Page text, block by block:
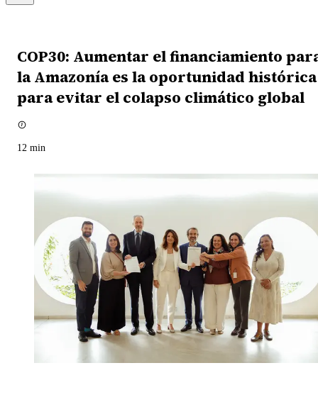
COP30: Aumentar el financiamiento
la Amazonía es la oportunidad histórica
para evitar el colapso climático global
12 min